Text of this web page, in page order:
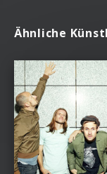
Ähnliche